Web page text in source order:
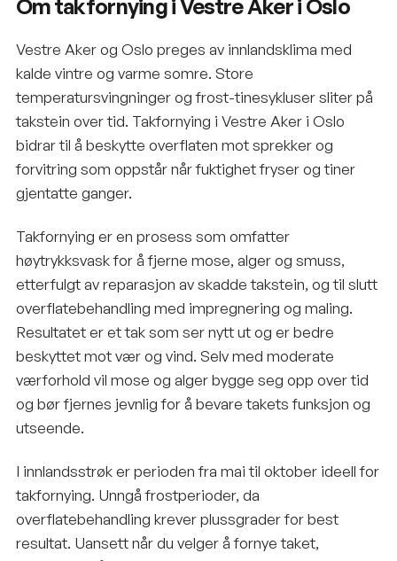
Om takfornying i Vestre Aker i Oslo
Vestre Aker og Oslo preges av innlandsklima med
kalde vintre og varme somre. Store
temperatursvingninger og frost-tinesykluser sliter på
takstein over tid. Takfornying i Vestre Aker i Oslo
bidrar til å beskytte overflaten mot sprekker og
forvitring som oppstår når fuktighet fryser og tiner
gjentatte ganger.
Takfornying er en prosess som omfatter
høytrykksvask for å fjerne mose, alger og smuss,
etterfulgt av reparasjon av skadde takstein, og til slutt
overflatebehandling med impregnering og maling.
Resultatet er et tak som ser nytt ut og er bedre
beskyttet mot vær og vind. Selv med moderate
værforhold vil mose og alger bygge seg opp over tid
og bør fjernes jevnlig for å bevare takets funksjon og
utseende.
I innlandsstrøk er perioden fra mai til oktober ideell for
takfornying. Unngå frostperioder, da
overflatebehandling krever plussgrader for best
resultat. Uansett når du velger å fornye taket,